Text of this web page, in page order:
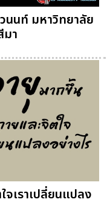
นนท์ มหาวิทยาลัย
มา
จเราเปลี่ยนแปลง